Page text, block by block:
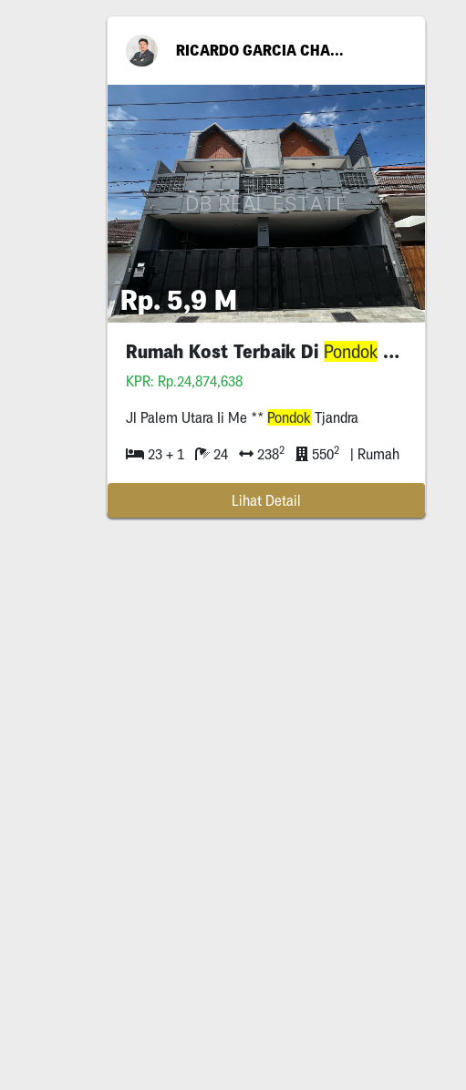
RICARDO GARCIA CHANDRA
Rp. 5,9 M
Rumah Kost Terbaik Di Pondok
KPR: Rp.24,874,638
Jl Palem Utara Ii Me ** Pondok Tjandra
23 + 1 24 2382 5502 | Rumah
Lihat Detail